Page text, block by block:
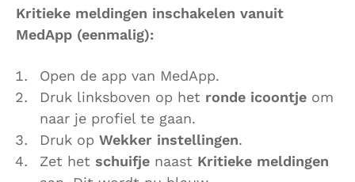
Kritieke meldingen inschakelen vanuit
MedApp (eenmalig):
Open de app van MedApp.
Druk linksboven op het ronde icoontje om
naar je profiel te gaan.
Druk op Wekker instellingen.
Zet het schuifje naast Kritieke meldingen